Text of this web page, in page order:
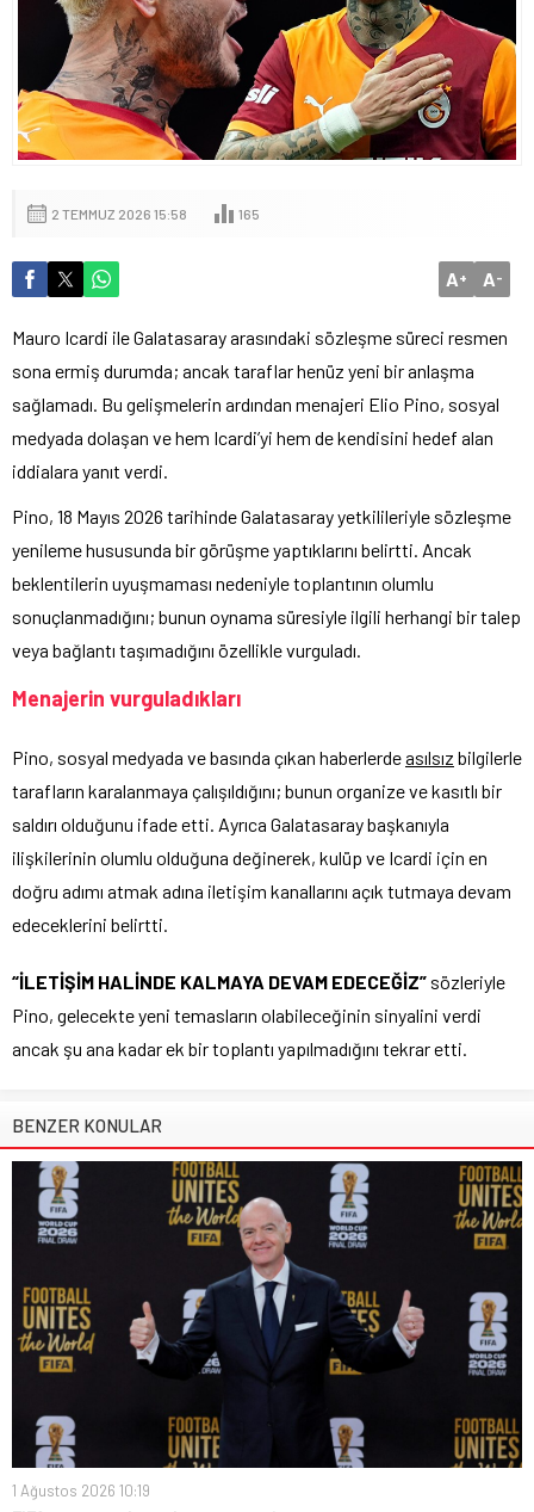
2 TEMMUZ 2026 15:58 165
A+ A-
Mauro Icardi ile Galatasaray arasındaki sözleşme süreci resmen
sona ermiş durumda; ancak taraflar henüz yeni bir anlaşma
sağlamadı. Bu gelişmelerin ardından menajeri Elio Pino, sosyal
medyada dolaşan ve hem Icardi’yi hem de kendisini hedef alan
iddialara yanıt verdi.
Pino, 18 Mayıs 2026 tarihinde Galatasaray yetkilileriyle sözleşme
yenileme hususunda bir görüşme yaptıklarını belirtti. Ancak
beklentilerin uyuşmaması nedeniyle toplantının olumlu
sonuçlanmadığını; bunun oynama süresiyle ilgili herhangi bir talep
veya bağlantı taşımadığını özellikle vurguladı.
Menajerin vurguladıkları
Pino, sosyal medyada ve basında çıkan haberlerdeasılsız bilgilerle
tarafların karalanmaya çalışıldığını; bunun organize ve kasıtlı bir
saldırı olduğunu ifade etti. Ayrıca Galatasaray başkanıyla
ilişkilerinin olumlu olduğuna değinerek, kulüp ve Icardi için en
doğru adımı atmak adına iletişim kanallarını açık tutmaya devam
edeceklerini belirtti.
“İLETİŞİM HALİNDE KALMAYA DEVAM EDECEĞİZ” sözleriyle
Pino, gelecekte yeni temasların olabileceğinin sinyalini verdi
ancak şu ana kadar ek bir toplantı yapılmadığını tekrar etti.
BENZER KONULAR
1 Ağustos 2026 10:19